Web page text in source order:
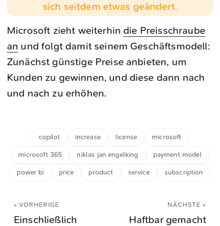
sich seitdem etwas geändert.
Microsoft zieht weiterhin die Preisschraube
an und folgt damit seinem Geschäftsmodell:
Zunächst günstige Preise anbieten, um
Kunden zu gewinnen, und diese dann nach
und nach zu erhöhen.
copilot increase license microsoft
microsoft 365 niklas jan engelking payment model
power bi price product service subscription
« VORHERIGE
Einschließlich
NÄCHSTE »
Haftbar gemacht